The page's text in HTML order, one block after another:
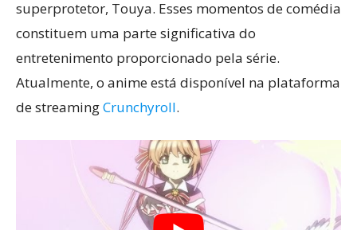
superprotetor, Touya. Esses momentos de comédia
constituem uma parte significativa do
entretenimento proporcionado pela série.
Atualmente, o anime está disponível na plataforma
de streamingCrunchyroll.